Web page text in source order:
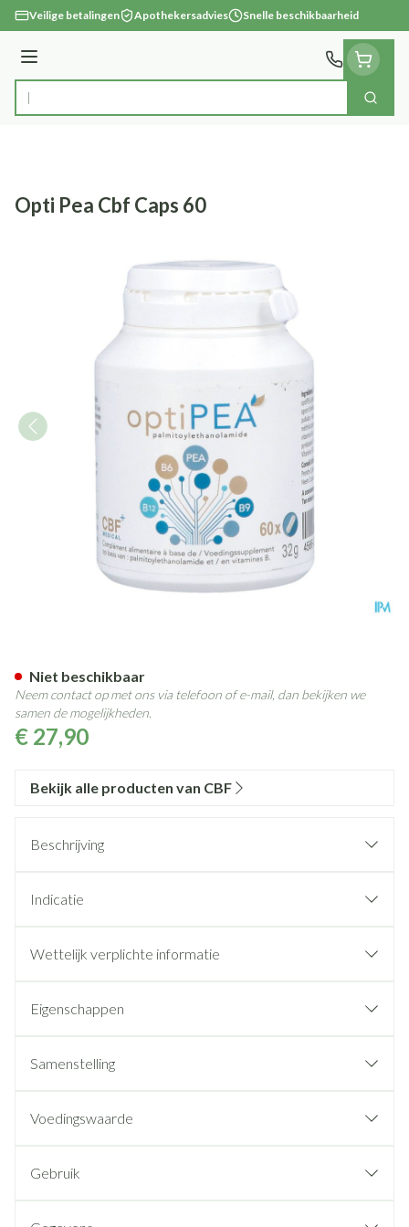
Ga naar de inhoud
Veilige betalingen Apothekersadvies Snelle beschikbaarheid
Menu
Product, merk, categorie... Zoek
Opti Pea Cbf Caps 60
€ 27,90
Niet beschikbaar
Neem contact op met ons via telefoon of e-mail, dan bekijken we
samen de mogelijkheden.
Bekijk alle producten van CBF
Beschrijving
Indicatie
Wettelijk verplichte informatie
Eigenschappen
Samenstelling
Voedingswaarde
Gebruik